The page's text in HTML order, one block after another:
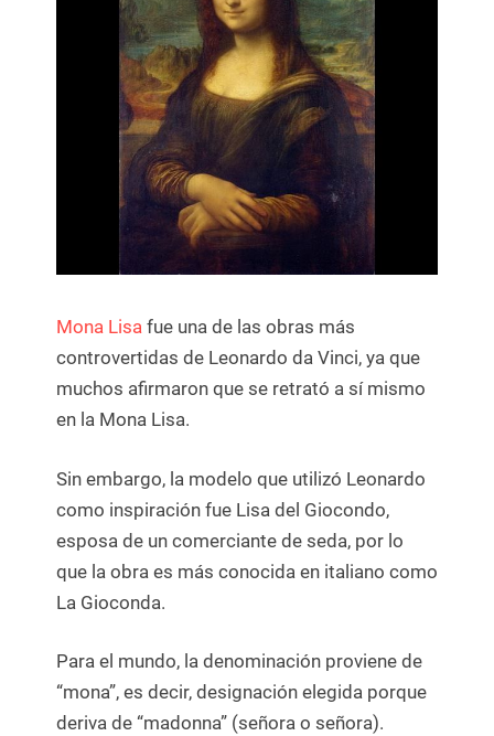
Mona Lisa fue una de las obras más
controvertidas de Leonardo da Vinci, ya que
muchos afirmaron que se retrató a sí mismo
en la Mona Lisa.
Sin embargo, la modelo que utilizó Leonardo
como inspiración fue Lisa del Giocondo,
esposa de un comerciante de seda, por lo
que la obra es más conocida en italiano como
La Gioconda.
Para el mundo, la denominación proviene de
“mona”, es decir, designación elegida porque
deriva de “madonna” (señora o señora).